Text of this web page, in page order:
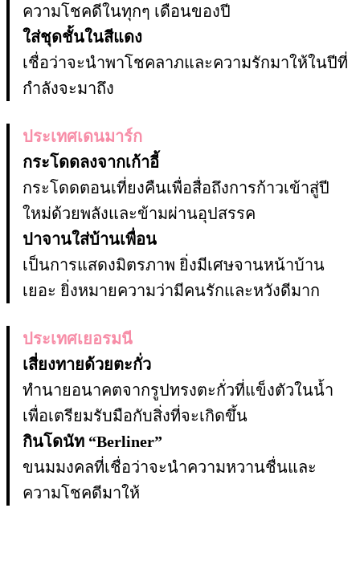
ความโชคดีในทุกๆ เดือนของปี
ใส่ชุดชั้นในสีแดง
เชื่อว่าจะนำพาโชคลาภและความรักมาให้ในปีที่
กำลังจะมาถึง
ประเทศเดนมาร์ก
กระโดดลงจากเก้าอี้
กระโดดตอนเที่ยงคืนเพื่อสื่อถึงการก้าวเข้าสู่ปี
ใหม่ด้วยพลังและข้ามผ่านอุปสรรค
ปาจานใส่บ้านเพื่อน
เป็นการแสดงมิตรภาพ ยิ่งมีเศษจานหน้าบ้าน
เยอะ ยิ่งหมายความว่ามีคนรักและหวังดีมาก
ประเทศเยอรมนี
เสี่ยงทายด้วยตะกั่ว
ทำนายอนาคตจากรูปทรงตะกั่วที่แข็งตัวในน้ำ
เพื่อเตรียมรับมือกับสิ่งที่จะเกิดขึ้น
กินโดนัท “Berliner”
ขนมมงคลที่เชื่อว่าจะนำความหวานชื่นและ
ความโชคดีมาให้